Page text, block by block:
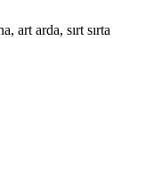
art arda, sırt sırta